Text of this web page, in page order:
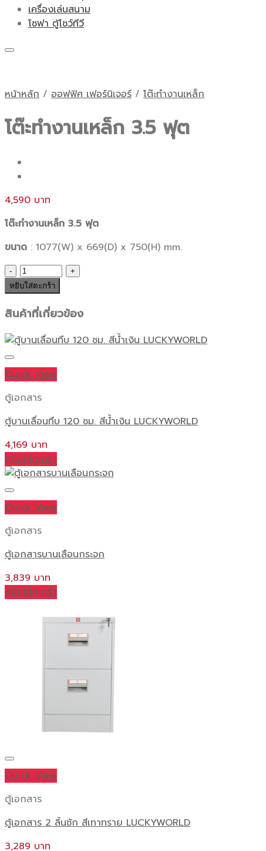
เครื่องเล่นสนาม
โซฟา ตู้โชว์ทีวี
หน้าหลัก / ออฟฟิศ เฟอร์นิเจอร์ / โต๊ะทำงานเหล็ก
โต๊ะทำงานเหล็ก 3.5 ฟุต
4,590
โต๊ะทำงานเหล็ก 3.5 ฟุต
ขนาด : 1077(W) x 669(D) x 750(H) mm.
จำนวน
โต๊ะ
ทำงาน
เหล็ก
ฟุต
หยิบใส่ตะกร้า
สินค้าที่เกี่ยวข้อง
Quick View
ตู้เอกสาร
ตู้บานเลื่อนทึบ 120 ซม. สีน้ำเงิน LUCKYWORLD
4,169
หยิบใส่ตะกร้า
Quick View
ตู้เอกสาร
ตู้เอกสารบานเลือนกระจก
3,839
หยิบใส่ตะกร้า
Quick View
ตู้เอกสาร
ตู้เอกสาร 2 ลิ้นชัก สีเทาทราย LUCKYWORLD
3,289